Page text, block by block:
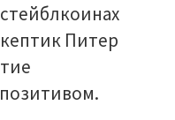
Питер